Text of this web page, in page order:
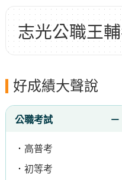
志光公職王
好成績大聲說
公職考試
． 高普考
． 初等考